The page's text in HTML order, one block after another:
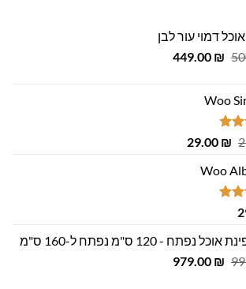
דמוי עור לבן
המחיר
500.00 ₪.
449.00 ₪
המחיר
Woo
המחיר
היה:
29.00 ₪.
29.00 ₪
המחיר
Woo
נפתח - 120 ס"מ נפתח ל-160 ס"מ
המחיר
979.00 ₪
המחיר